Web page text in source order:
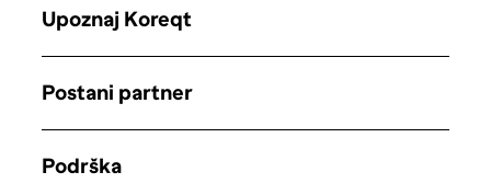
Upoznaj Koreqt
Postani partner
Podrška